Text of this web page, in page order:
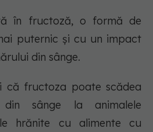
în fructoză, o formă de
puternic și cu un impact
din sânge.
că fructoza poate scădea
din sânge la animalele
hrănite cu alimente cu